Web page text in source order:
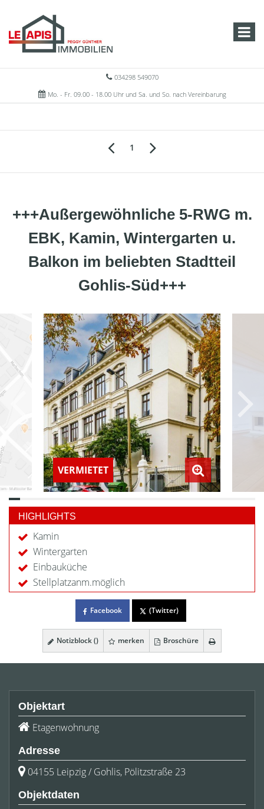
034298 549070
Mo. - Fr. 09.00 - 18.00 Uhr und Sa. und So. nach Vereinbarung
1
+++Außergewöhnliche 5-RWG m.
EBK, Kamin, Wintergarten u.
Balkon im beliebten Stadtteil
Gohlis-Süd+++
VERMIETET
HIGHLIGHTS
Kamin
Wintergarten
Einbauküche
Stellplatzanm.möglich
Facebook (Twitter)
Notizblock () merken Broschüre
Objektart
Etagenwohnung
Adresse
04155 Leipzig / Gohlis, Pölitzstraße 23
Objektdaten